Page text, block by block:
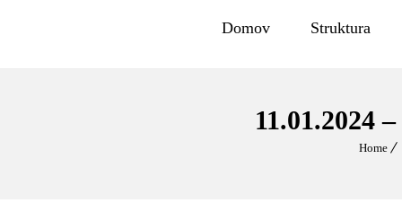
Domov Struktura
11.01.2024
Home